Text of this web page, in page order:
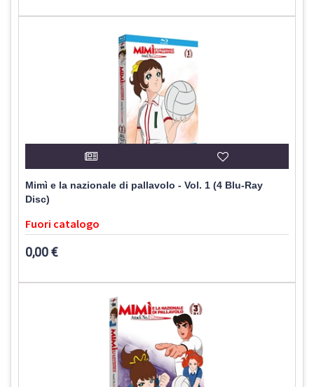
Mimì e la nazionale di pallavolo - Vol. 1 (4 Blu-Ray
Disc)
Fuori catalogo
0,00 €